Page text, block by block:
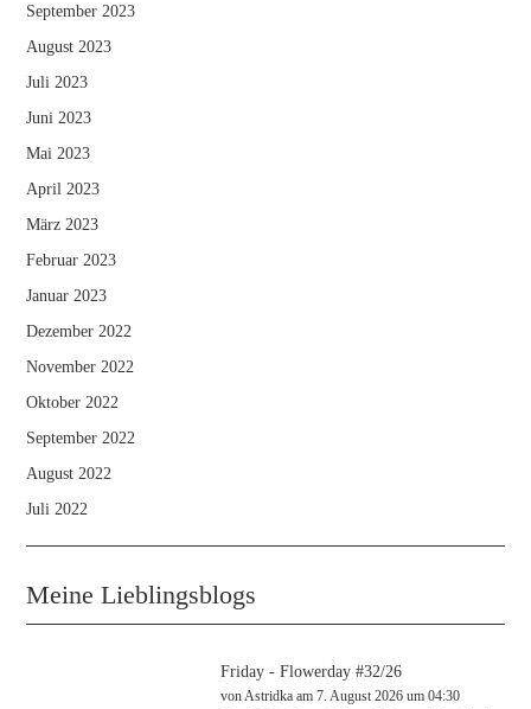
September 2023
August 2023
Juli 2023
Juni 2023
Mai 2023
April 2023
März 2023
Februar 2023
Januar 2023
Dezember 2022
November 2022
Oktober 2022
September 2022
August 2022
Juli 2022
Meine Lieblingsblogs
Friday - Flowerday #32/26
vonAstridka am 7. August 2026 um 04:30